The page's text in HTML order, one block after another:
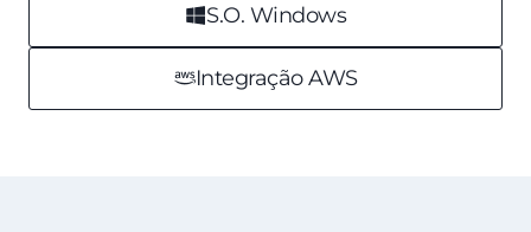
S.O. Windows
Integração AWS